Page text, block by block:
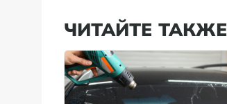
ЧИТАЙТЕ ТАКЖЕ